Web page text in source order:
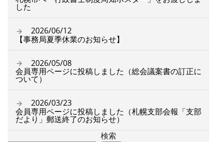
した
2026/06/12
【事務局夏季休業のお知らせ】
2026/05/08
会員専用ページに投稿しました（総会議案書の訂正に
ついて）
2026/03/23
会員専用ページに投稿しました（札幌支部会報「支部
だより」郵送終了のお知らせ）
検索